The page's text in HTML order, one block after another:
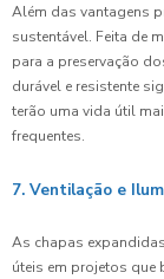
Além das vantagens
sustentável. Feita de
para a preservação
durável e resistente
terão uma vida útil
frequentes.
7. Ventilação e
As chapas
úteis em projetos que